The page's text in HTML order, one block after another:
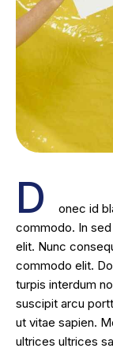
D
onec id
commodo. In
elit. Nunc
commodo elit.
turpis interdum
suscipit arcu
ut vitae sapien.
ultrices ultrices